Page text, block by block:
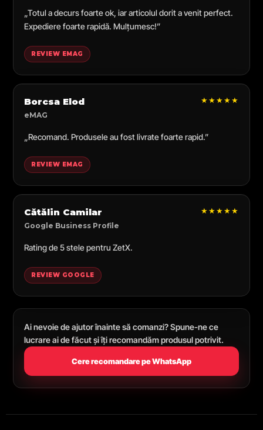
„Totul a decurs foarte ok, iar articolul dorit a venit perfect.
Expediere foarte rapidă. Mulțumesc!”
REVIEW EMAG
Borcsa Elod
eMAG
★★★★★
„Recomand. Produsele au fost livrate foarte rapid.”
REVIEW EMAG
Cătălin Camilar
Google Business Profile
★★★★★
Rating de 5 stele pentru ZetX.
REVIEW GOOGLE
Ai nevoie de ajutor înainte să comanzi? Spune-ne ce
lucrare ai de făcut și îți recomandăm produsul potrivit.
Cere recomandare pe WhatsApp